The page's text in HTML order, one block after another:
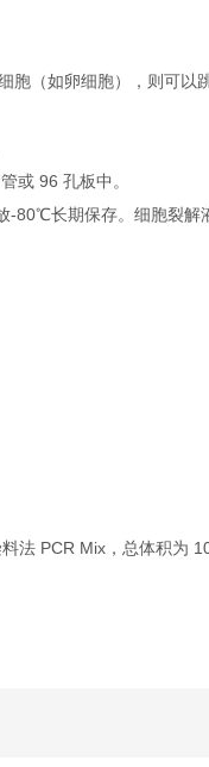
（如卵细胞），则可以跳
或 96 孔板中。
-80℃长期保存。细胞裂解
法 PCR Mix，总体积为 10